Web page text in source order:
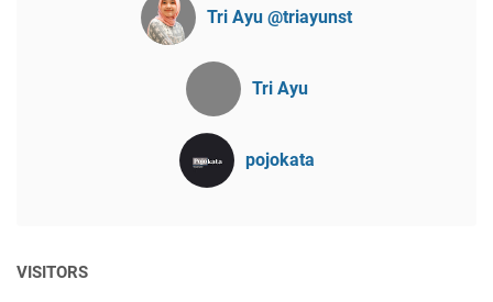
Tri Ayu @triayunst
Tri Ayu
pojokata
VISITORS